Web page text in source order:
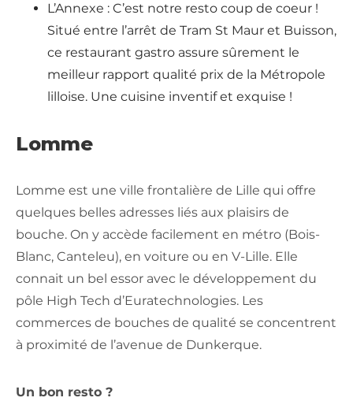
L’Annexe : C’est notre resto coup de coeur !
Situé entre l’arrêt de Tram St Maur et Buisson,
ce restaurant gastro assure sûrement le
meilleur rapport qualité prix de la Métropole
lilloise. Une cuisine inventif et exquise !
Lomme
Lomme est une ville frontalière de Lille qui offre
quelques belles adresses liés aux plaisirs de
bouche. On y accède facilement en métro (Bois-
Blanc, Canteleu), en voiture ou en V-Lille. Elle
connait un bel essor avec le développement du
pôle High Tech d’Euratechnologies. Les
commerces de bouches de qualité se concentrent
à proximité de l’avenue de Dunkerque.
Un bon resto ?